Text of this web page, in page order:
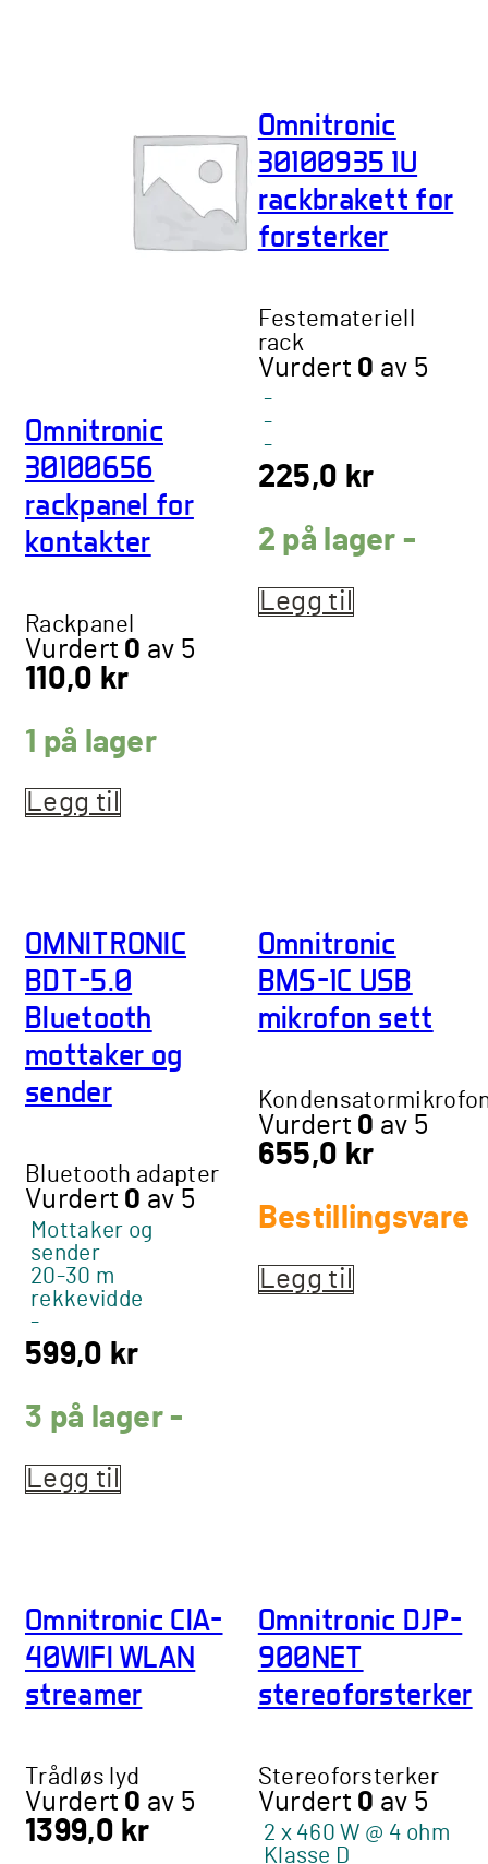
kan
velges
på
Omnitronic
30100656
rackpanel for
kontakter
Rackpanel
Vurdert 0 av 5
110,0 kr
1 på lager
Legg til
Omnitronic
30100935 1U
rackbrakett for
forsterker
Festemateriell
rack
Vurdert 0 av 5
-
-
-
225,0 kr
2 på lager -
Legg til
OMNITRONIC
BDT-5.0
Bluetooth
mottaker og
sender
Bluetooth adapter
Vurdert 0 av 5
Mottaker og
sender
20-30 m
rekkevidde
-
599,0 kr
3 på lager -
Legg til
Omnitronic
BMS-1C USB
mikrofon sett
Vurdert 0 av 5
655,0 kr
Bestillingsvare
Legg til
Omnitronic CIA-
40WIFI WLAN
streamer
Trådløs lyd
Vurdert 0 av 5
1399,0 kr
Omnitronic DJP-
900NET
stereoforsterker
Stereoforsterker
Vurdert 0 av 5
2 x 460 W @ 4 ohm
Klasse D